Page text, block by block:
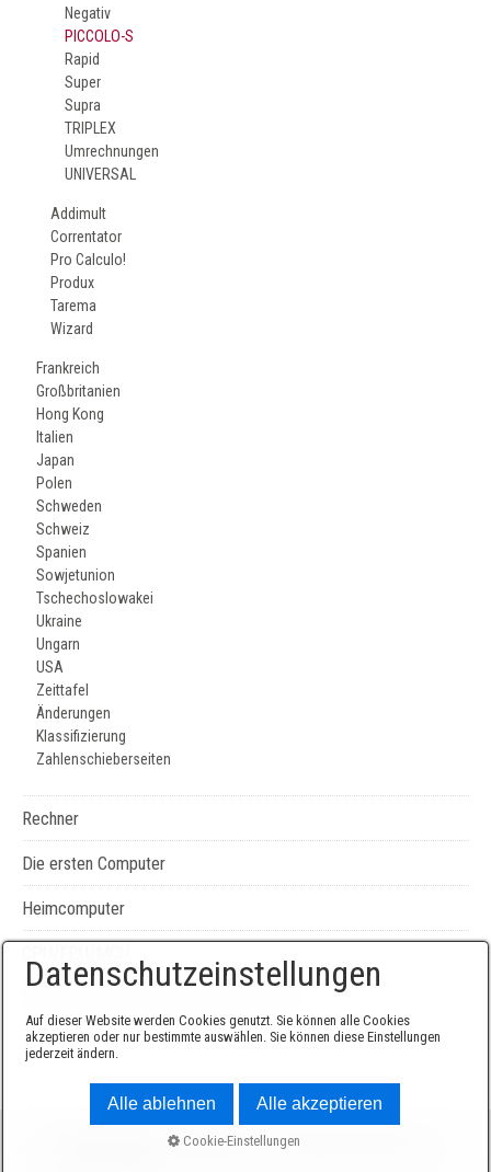
Negativ
PICCOLO-S
Rapid
Super
Supra
TRIPLEX
Umrechnungen
UNIVERSAL
Addimult
Correntator
Pro Calculo!
Produx
Tarema
Wizard
Frankreich
Großbritanien
Hong Kong
Italien
Japan
Polen
Schweden
Schweiz
Spanien
Sowjetunion
Tschechoslowakei
Ukraine
Ungarn
USA
Zeittafel
Änderungen
Klassifizierung
Zahlenschieberseiten
Rechner
Die ersten Computer
Heimcomputer
© 2026 Sammlung Edgar Elsen -Website erstellt mit
Datenschutzeinstellungen
Auf dieser Website werden Cookies genutzt. Sie können alle Cookies
akzeptieren oder nur bestimmte auswählen. Sie können diese Einstellungen
jederzeit ändern.
Alle ablehnen Alle akzeptieren
Cookie-Einstellungen